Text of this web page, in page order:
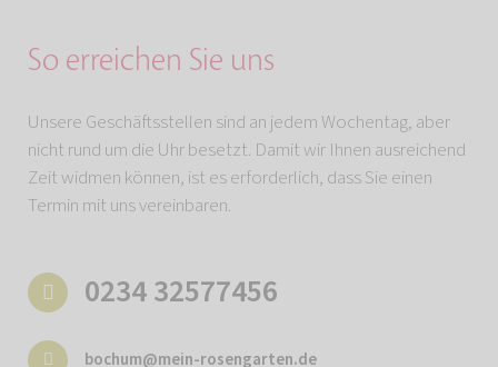
So erreichen Sie uns
Unsere Geschäftsstellen sind an jedem Wochentag, aber
nicht rund um die Uhr besetzt. Damit wir Ihnen ausreichend
Zeit widmen können, ist es erforderlich, dass Sie einen
Termin mit uns vereinbaren.
0234 32577456
bochum@mein-rosengarten.de